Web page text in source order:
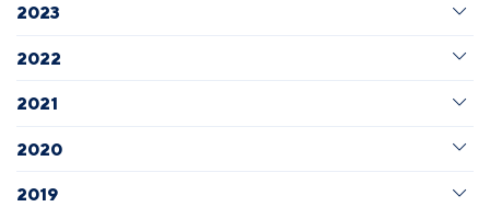
2023
2022
2021
2020
2019